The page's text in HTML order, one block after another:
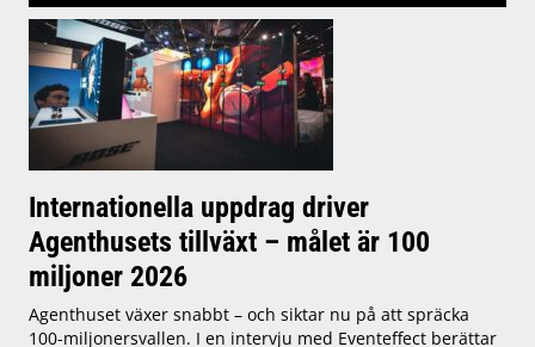
Internationella uppdrag driver
Agenthusets tillväxt – målet är 100
miljoner 2026
Agenthuset växer snabbt – och siktar nu på att spräcka
100-miljonersvallen. I en intervju med Eventeffect berättar